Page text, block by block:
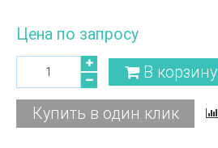
Цена по запросу
В корзину
Купить в один клик